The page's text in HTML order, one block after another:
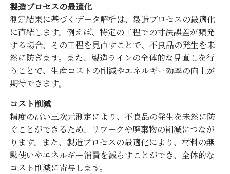
製造プロセスの最適化
測定結果に基づくデータ解析は、製造プロセスの最適化
に直結します。例えば、特定の工程での寸法誤差が頻発
する場合、その工程を見直すことで、不良品の発生を未
然に防ぎます。また、製造ラインの全体的な見直しを行
うことで、生産コストの削減やエネルギー効率の向上が
期待できます。
コスト削減
精度の高い三次元測定により、不良品の発生を未然に防
ぐことができるため、リワークや廃棄物の削減につなが
ります。また、製造プロセスの最適化により、材料の無
駄使いやエネルギー消費を減らすことができ、全体的な
コスト削減に寄与します。